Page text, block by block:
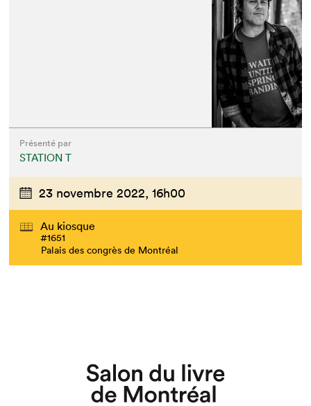
Présenté par
STATION T
23 novembre 2022, 16h00
Au kiosque
#1651
Palais des congrès de Montréal